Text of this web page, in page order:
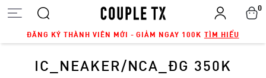
ĐĂNG KÝ THÀNH VIÊN MỚI - GIẢM NGAY 100K TÌM HIỂU
0
IC_NEAKER/NCA_ĐG 350K